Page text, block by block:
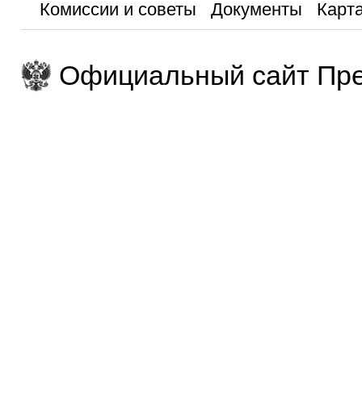
Комиссии и советы
Документы
Официальный сайт